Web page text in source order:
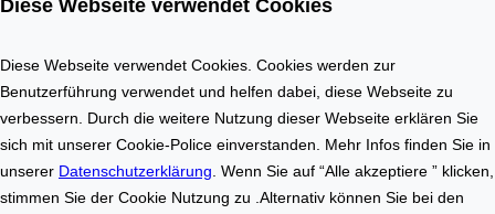
u
f
d
e
m
I
c
b
Diese Webseite verwendet Cookies
Diese Webseite verwendet Cookies. Cookies werden zur
Benutzerführung verwendet und helfen dabei, diese Webseite zu
verbessern. Durch die weitere Nutzung dieser Webseite erklären Sie
sich mit unserer Cookie-Police einverstanden. Mehr Infos finden Sie in
unserer Datenschutzerklärung . Wenn Sie auf “Alle akzeptiere ” klicken,
stimmen Sie der Cookie Nutzung zu .Alternativ können Sie bei den